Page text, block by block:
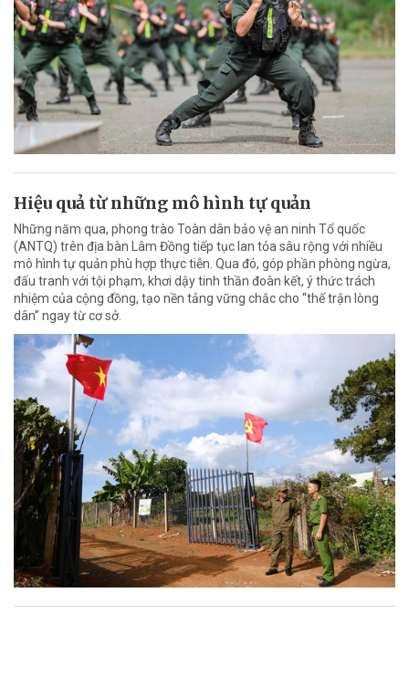
Hiệu quả từ những mô hình tự quản
Những năm qua, phong trào Toàn dân bảo vệ an ninh Tổ quốc
(ANTQ) trên địa bàn Lâm Đồng tiếp tục lan tỏa sâu rộng với nhiều
mô hình tự quản phù hợp thực tiễn. Qua đó, góp phần phòng ngừa,
đấu tranh với tội phạm, khơi dậy tinh thần đoàn kết, ý thức trách
nhiệm của cộng đồng, tạo nền tảng vững chắc cho “thế trận lòng
dân” ngay từ cơ sở.